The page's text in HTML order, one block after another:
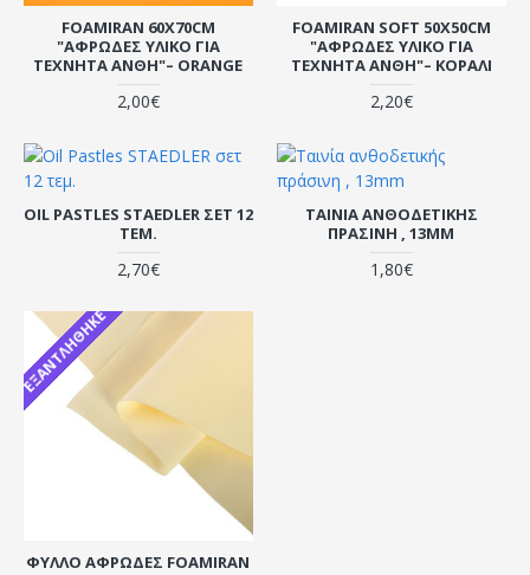
FOAMIRAN 60X70CM
"ΑΦΡΏΔΕΣ ΥΛΙΚΌ ΓΙΑ
ΤΕΧΝΗΤΆ ΆΝΘΗ"– ORANGE
2,00€
FOAMIRAN SOFT 50X50CM
"ΑΦΡΏΔΕΣ ΥΛΙΚΌ ΓΙΑ
ΤΕΧΝΗΤΆ ΆΝΘΗ"– ΚΟΡΑΛΊ
2,20€
OIL PASTLES STAEDLER ΣΕΤ 12
ΤΕΜ.
2,70€
ΤΑΙΝΊΑ ΑΝΘΟΔΕΤΙΚΉΣ
ΠΡΆΣΙΝΗ , 13MM
1,80€
ΕΞΑΝΤΛΉΘΗΚΕ
ΦΎΛΛΟ ΑΦΡΏΔΕΣ FOAMIRAN